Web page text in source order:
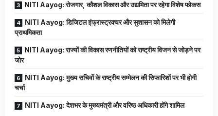
NITI Aayog: रोजगार, कौशल विकास और उद्यमिता पर रहेगा विशेष फोकस
NITI Aayog: डिजिटल इंफ्रास्ट्रक्चर और सुशासन को मिलेगी
प्राथमिकता
NITI Aayog: राज्यों की विकास रणनीतियों को राष्ट्रीय विजन से जोड़ने पर
जोर
NITI Aayog: मुख्य सचिवों के राष्ट्रीय सम्मेलन की सिफारिशों पर भी होगी
चर्चा
NITI Aayog: देशभर के मुख्यमंत्री और वरिष्ठ अधिकारी होंगे शामिल